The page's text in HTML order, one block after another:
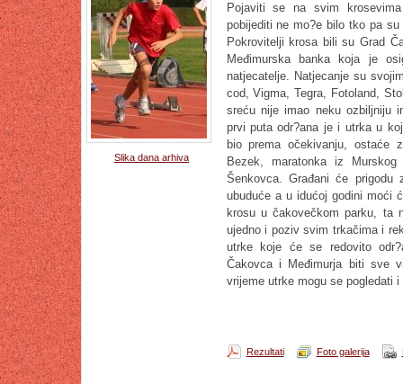
Slika dana arhiva
Pojaviti se na svim
pobijediti ne mo?e bilo tko pa
Pokrovitelji krosa bili su Grad
Međimurska banka koja je
natjecatelje. Natjecanje su
cod, Vigma, Tegra, Fotoland,
sreću nije imao neku ozbiljniju
prvi puta odr?ana je i utrka u
bio prema očekivanju, ostaće
Bezek, maratonka iz
Šenkovca. Građani će
ubuduće a u idućoj godini moći
krosu u čakovečkom parku, ta
ujedno i poziv svim trkačima i
utrke koje će se redovito
Čakovca i Međimurja biti sve
vrijeme utrke mogu se pogledati
Rezultati Foto galerija